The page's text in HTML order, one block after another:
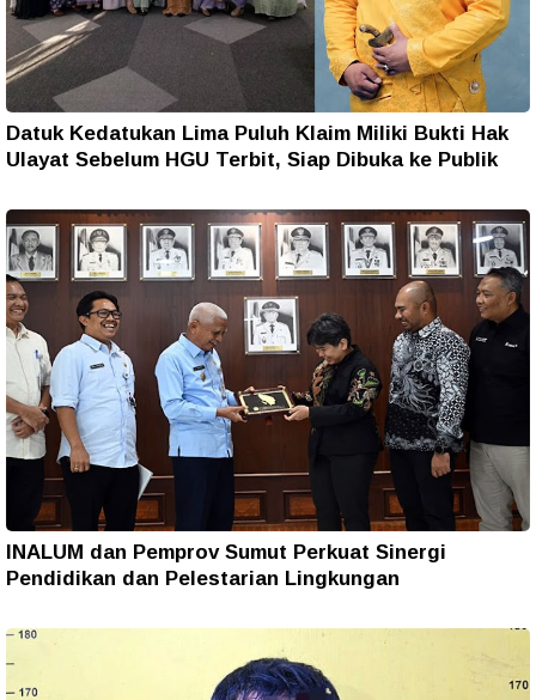
Datuk Kedatukan Lima Puluh Klaim Miliki Bukti Hak
Ulayat Sebelum HGU Terbit, Siap Dibuka ke Publik
INALUM dan Pemprov Sumut Perkuat Sinergi
Pendidikan dan Pelestarian Lingkungan